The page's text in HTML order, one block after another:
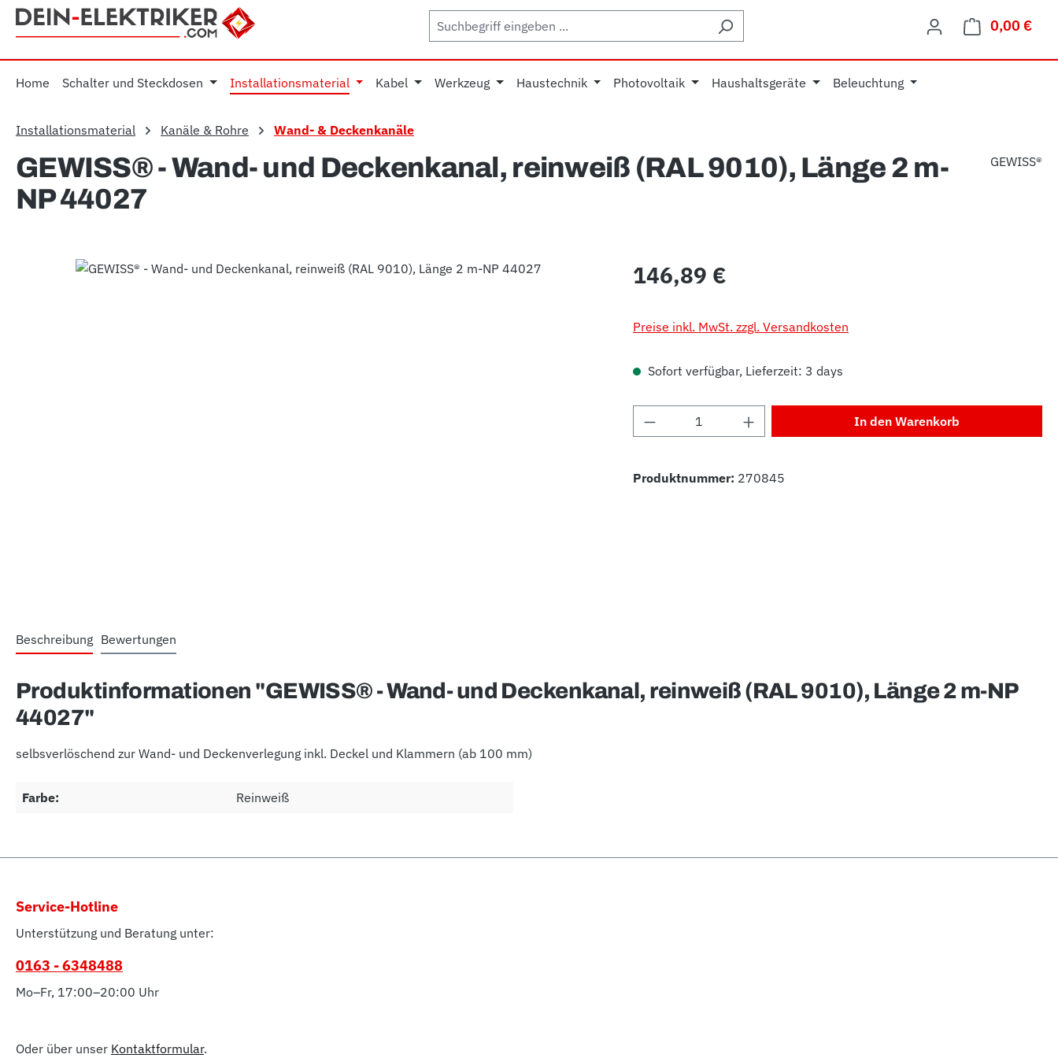
Hauptinhalt springen
Zur Suche springen
Zur Hauptnavigation springen 0,00 €
Home Schalter und Steckdosen Installationsmaterial Kabel Werkzeug Haustechnik Photovoltaik Haushaltsgeräte Beleuchtung
Installationsmaterial Kanäle & Rohre Wand- & Deckenkanäle
GEWISS® - Wand- und Deckenkanal, reinweiß (RAL 9010), Länge 2 m-
NP 44027
GEWISS®
Bildergalerie überspringen Regulärer Preis:
146,89 €
Preise inkl. MwSt. zzgl. Versandkosten
Sofort verfügbar, Lieferzeit: 3 days
Produkt Anzahl: Gib den gewünschten Wert ein
In den Warenkorb
Produktnummer: 270845
Beschreibung Bewertungen
Produktinformationen "GEWISS® - Wand- und Deckenkanal, reinweiß (RAL 9010), Länge 2 m-NP
44027"
selbsverlöschend zur Wand- und Deckenverlegung inkl. Deckel und Klammern (ab 100 mm)
Farbe: Reinweiß
Service-Hotline
Unterstützung und Beratung unter:
0163 - 6348488
Mo–Fr, 17:00–20:00 Uhr
Oder über unser Kontaktformular.